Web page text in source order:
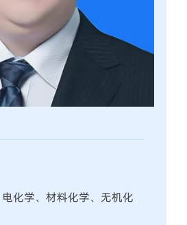
化学、材料化学、无机化